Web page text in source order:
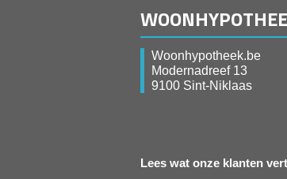
Woonhypotheek.be
Modernadreef 13
9100 Sint-Niklaas
Lees wat onze klanten